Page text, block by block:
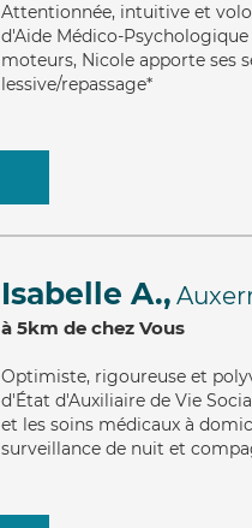
Attentionnée, intuitive et
d'Aide Médico-
moteurs, Nicole apporte ses
lessive/repassage*
Isabelle A.,
à 5km de chez Vous
Optimiste, rigoureuse et
d'État d'Auxiliaire de Vie
et les soins médicaux à
surveillance de nuit et